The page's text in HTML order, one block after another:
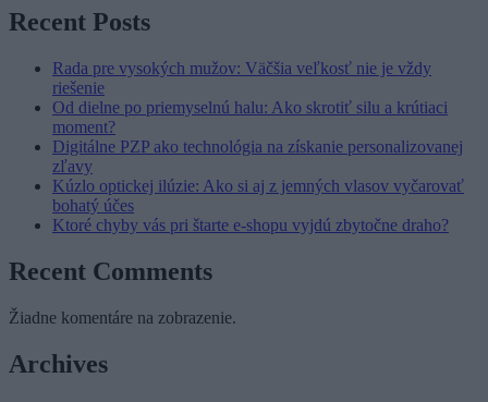
Recent Posts
Rada pre vysokých mužov: Väčšia veľkosť nie je vždy
riešenie
Od dielne po priemyselnú halu: Ako skrotiť silu a krútiaci
moment?
Digitálne PZP ako technológia na získanie personalizovanej
zľavy
Kúzlo optickej ilúzie: Ako si aj z jemných vlasov vyčarovať
bohatý účes
Ktoré chyby vás pri štarte e-shopu vyjdú zbytočne draho?
Recent Comments
Žiadne komentáre na zobrazenie.
Archives